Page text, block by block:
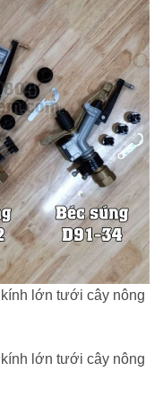
lớn tưới cây nông
lớn tưới cây nông